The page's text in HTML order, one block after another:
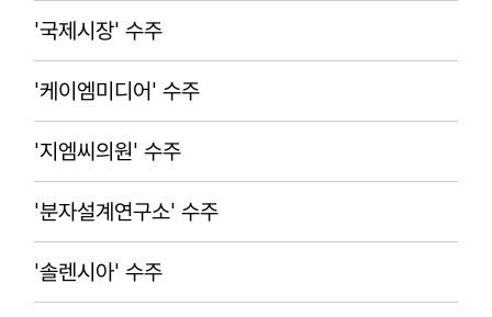
'국제시장' 수주
'케이엠미디어' 수주
'지엠씨의원' 수주
'분자설계연구소' 수주
'솔렌시아' 수주